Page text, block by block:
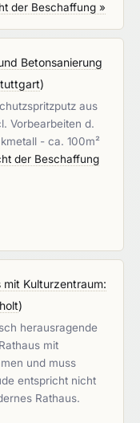
der Beschaffung »
Betonsanierung
)
aus
Vorbearbeiten d.
- ca. 100m²
der Beschaffung
mit Kulturzentraum:
)
herausragende
mit
und muss
entspricht nicht
Rathaus.